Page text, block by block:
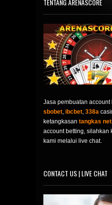
TENTANG ARENASCORE
Jasa pembuatan
sbobet, ibcbet, 338a
ketangkasan tangkas net
account betting, silahkan
kami melalui live chat.
CONTACT US | LIVE CHAT